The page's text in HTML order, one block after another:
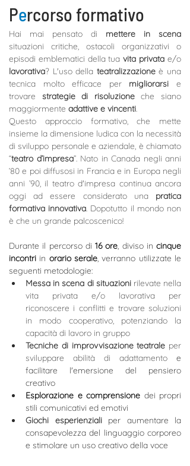
Percorso formativo
Hai mai pensato di mettere in scena
situazioni critiche, ostacoli organizzativi o
episodi emblematici della tua vita privata
lavorativa? L'uso della teatralizzazione è una
tecnica molto efficace per migliorarsi e
trovare strategie di risoluzione che siano
maggiormente adattive e vincenti.
Questo approccio formativo, che mette
insieme la dimensione ludica con la necessità
di sviluppo personale e aziendale, è chiamato
“teatro d’impresa”. Nato in Canada negli anni
‘80 e poi diffusosi in Francia e in Europa negli
anni ’90, il teatro d'impresa continua ancora
oggi ad essere considerato una pratica
formativa innovativa. Dopotutto il mondo non
è che un grande palcoscenico!
Durante il percorso di 16 ore, diviso in cinque
incontri in orario serale, verranno utilizzate le
seguenti metodologie:
Messa in scena di situazioni rilevate nella
vita privata e/o lavorativa per
riconoscere i conflitti e trovare soluzioni
in modo cooperativo, potenziando la
capacità di lavoro in gruppo
Tecniche di improvvisazione teatrale per
sviluppare abilità di adattamento e
facilitare l'emersione del pensiero
creativo
Esplorazione e comprensione dei propri
stili comunicativi ed emotivi
Giochi esperienziali
per aumentare la
consapevolezza del linguaggio corporeo
e stimolare un uso creativo della voce